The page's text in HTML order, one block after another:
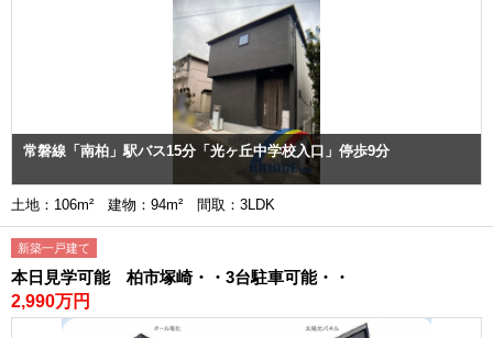
常磐線「南柏」駅バス15分「光ヶ丘中学校入口」停歩9分
土地：106m² 建物：94m² 間取：3LDK
新築一戸建て
本日見学可能 柏市塚崎・・3台駐車可能・・
2,990万円